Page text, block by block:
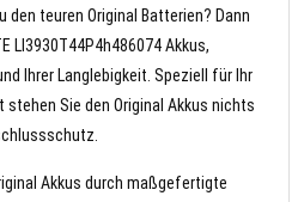
den teuren Original Batterien? Dann
LI3930T44P4h486074 Akkus,
Ihrer Langlebigkeit. Speziell für Ihr
Sie den Original Akkus nichts
Akkus durch maßgefertigte